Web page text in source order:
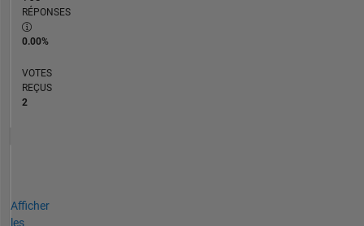
RÉPONSES
0.00%
VOTES
REÇUS
2
Afficher
les